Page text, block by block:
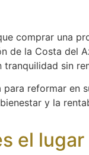
comprar una
de la Costa del
sin
para reformar
y la
el